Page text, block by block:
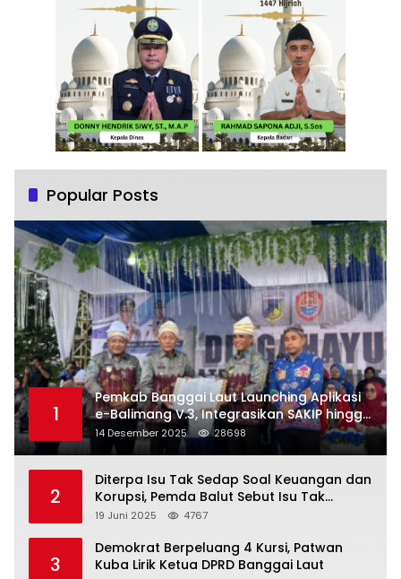
Popular Posts
1
Pemkab Banggai Laut Launching Aplikasi
e-Balimang V.3, Integrasikan SAKIP hingga
Satu Data Layanan Publik
14 Desember 2025 28698
2
Diterpa Isu Tak Sedap Soal Keuangan dan
Korupsi, Pemda Balut Sebut Isu Tak
Berdasar
19 Juni 2025 4767
3
Demokrat Berpeluang 4 Kursi, Patwan
Kuba Lirik Ketua DPRD Banggai Laut